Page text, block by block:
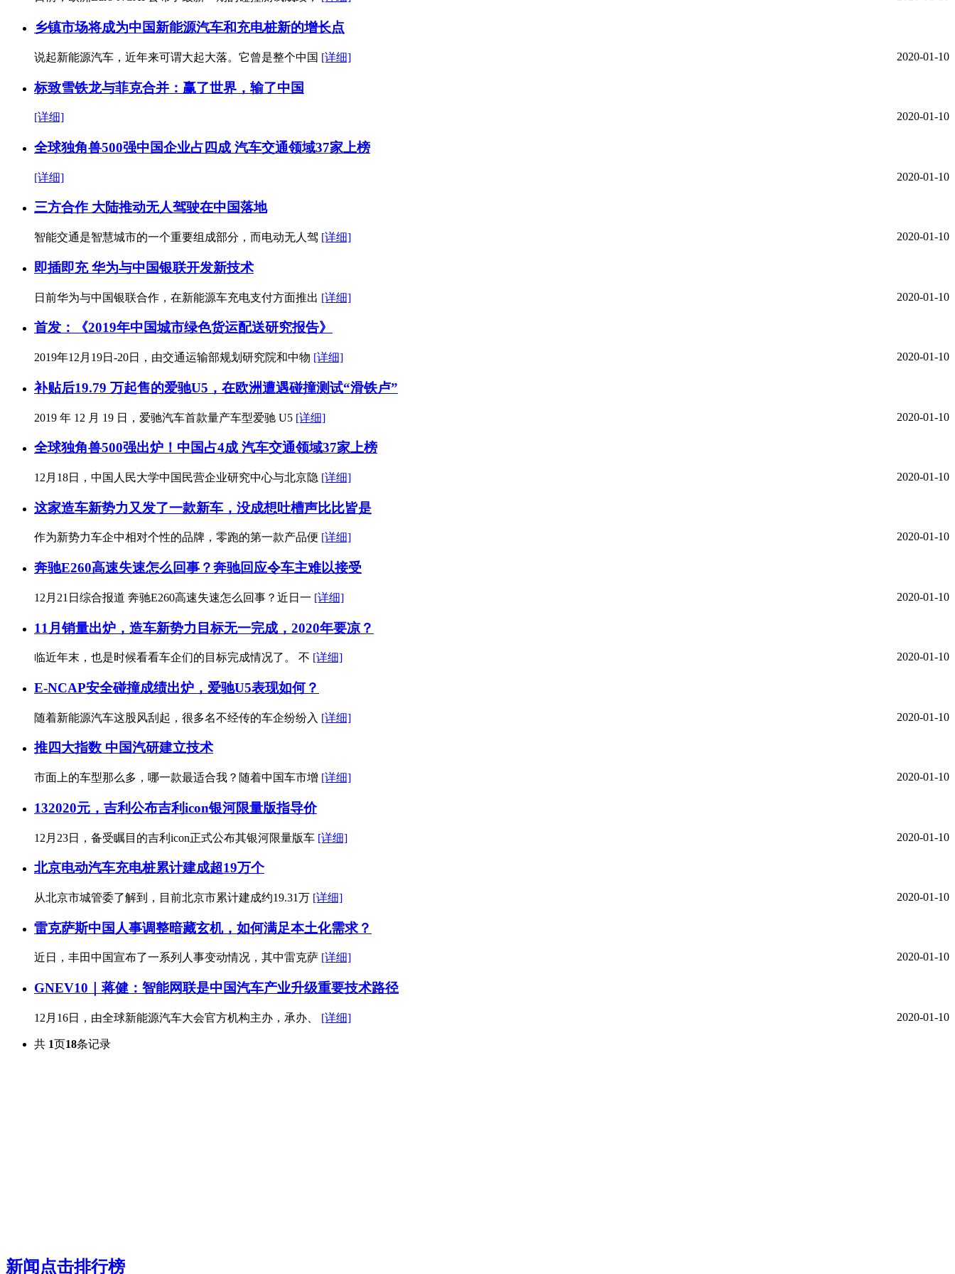
乡镇市场将成为中国新能源汽车和充电桩新的增长点
说起新能源汽车，近年来可谓大起大落。它曾是整个中国 [详细] 2020-01-10
标致雪铁龙与菲克合并：赢了世界，输了中国
[详细] 2020-01-10
全球独角兽500强中国企业占四成 汽车交通领域37家上榜
[详细] 2020-01-10
三方合作 大陆推动无人驾驶在中国落地
智能交通是智慧城市的一个重要组成部分，而电动无人驾 [详细] 2020-01-10
即插即充 华为与中国银联开发新技术
日前华为与中国银联合作，在新能源车充电支付方面推出 [详细] 2020-01-10
首发：《2019年中国城市绿色货运配送研究报告》
2019年12月19日-20日，由交通运输部规划研究院和中物 [详细] 2020-01-10
补贴后19.79 万起售的爱驰U5，在欧洲遭遇碰撞测试“滑铁卢”
2019 年 12 月 19 日，爱驰汽车首款量产车型爱驰 U5 [详细] 2020-01-10
全球独角兽500强出炉！中国占4成 汽车交通领域37家上榜
12月18日，中国人民大学中国民营企业研究中心与北京隐 [详细] 2020-01-10
这家造车新势力又发了一款新车，没成想吐槽声比比皆是
作为新势力车企中相对个性的品牌，零跑的第一款产品便 [详细] 2020-01-10
奔驰E260高速失速怎么回事？奔驰回应令车主难以接受
12月21日综合报道 奔驰E260高速失速怎么回事？近日一 [详细] 2020-01-10
11月销量出炉，造车新势力目标无一完成，2020年要凉？
临近年末，也是时候看看车企们的目标完成情况了。 不 [详细] 2020-01-10
E-NCAP安全碰撞成绩出炉，爱驰U5表现如何？
随着新能源汽车这股风刮起，很多名不经传的车企纷纷入 [详细] 2020-01-10
推四大指数 中国汽研建立技术
市面上的车型那么多，哪一款最适合我？随着中国车市增 [详细] 2020-01-10
132020元，吉利公布吉利icon银河限量版指导价
12月23日，备受瞩目的吉利icon正式公布其银河限量版车 [详细] 2020-01-10
北京电动汽车充电桩累计建成超19万个
从北京市城管委了解到，目前北京市累计建成约19.31万 [详细] 2020-01-10
雷克萨斯中国人事调整暗藏玄机，如何满足本土化需求？
近日，丰田中国宣布了一系列人事变动情况，其中雷克萨 [详细] 2020-01-10
GNEV10｜蒋健：智能网联是中国汽车产业升级重要技术路径
12月16日，由全球新能源汽车大会官方机构主办，承办、 [详细] 2020-01-10
共 1页18条记录
新闻点击排行榜